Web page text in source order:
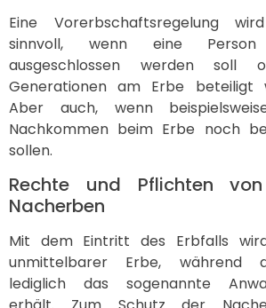
Eine Vorerbschaftsregelung
sinnvoll, wenn eine
ausgeschlossen werden soll
Generationen am Erbe beteiligt
Aber auch, wenn
Nachkommen beim Erbe noch
sollen.
Rechte und Pflichten
Nacherben
Mit dem Eintritt des Erbfalls
unmittelbarer Erbe, während
lediglich das sogenannte